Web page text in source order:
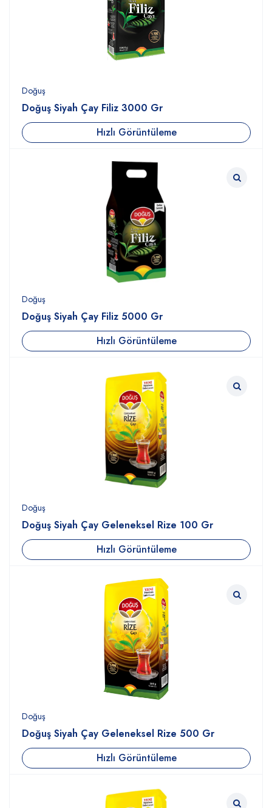
Doğuş
Doğuş Siyah Çay Filiz 3000 Gr
Hızlı Görüntüleme
Doğuş
Doğuş Siyah Çay Filiz 5000 Gr
Hızlı Görüntüleme
Doğuş
Doğuş Siyah Çay Geleneksel Rize 100 Gr
Hızlı Görüntüleme
Doğuş
Doğuş Siyah Çay Geleneksel Rize 500 Gr
Hızlı Görüntüleme